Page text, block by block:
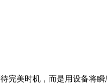
美时机，而是用设备将